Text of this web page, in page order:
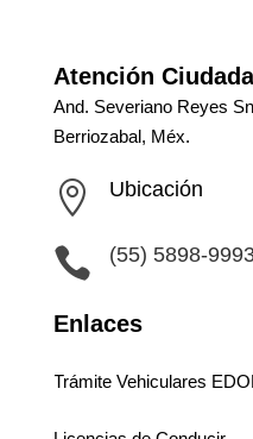
Atención
And. Severiano Reyes
Berriozabal, Méx.
 Ubicación
 (55) 5898-
Enlaces
Trámite Vehiculares